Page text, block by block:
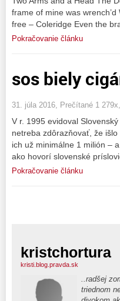
frame of mine was
free – Coleridge Even the
Pokračovanie článku
sos biely
31. júla 2016, Prečítané 1 279x,
V r. 1995 evidoval
netreba zdôrazňovať, že
ich už minimálne 1 milión –
ako hovorí slovenské
Pokračovanie článku
kristchortura
kristi.blog.pravda.sk
..radšej
triednom